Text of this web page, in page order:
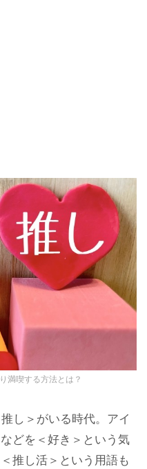
満喫する方法とは？
し＞がいる時代。アイ
どを＜好き＞という気
推し活＞という用語も